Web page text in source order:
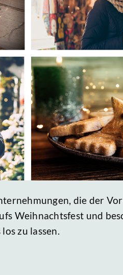
die der
Weihnachtsfest und
zu lassen.